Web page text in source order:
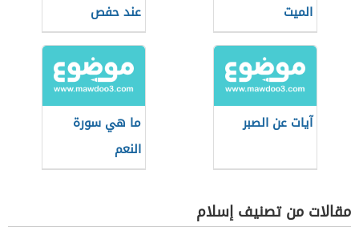
الميت
عند حفص
آيات عن الصبر
ما هي سورة
النعم
مقالات من تصنيف إسلام